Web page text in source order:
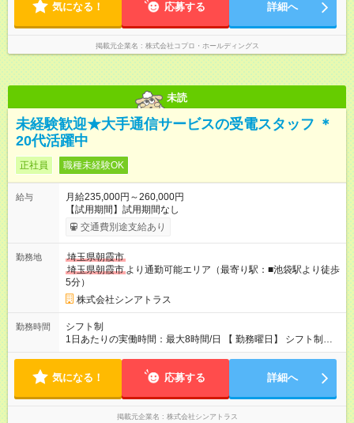
気になる！ 応募する 詳細へ
掲載元企業名 株式会社コプロ・ホールディングス
未読
未経験歓迎★大手通信サービスの受電スタッフ ＊
20代活躍中
正社員 職種未経験OK
給与
月給235,000円～260,000円
【試用期間】試用期間なし
交通費別途支給あり
勤務地
埼玉県朝霞市
埼玉県朝霞市 より通勤可能エリア（最寄り駅：■池袋駅より徒歩
5分）
株式会社シンアトラス
勤務時間
シフト制
1日あたりの実働時間：最大8時間/日 【 勤務曜日】 シフト制
土日祝含む週５日勤務 ※希望休取得可能です 【 勤務時間 】
ん（残業代支給）
気になる！ 応募する 詳細へ
掲載元企業名 株式会社シンアトラス